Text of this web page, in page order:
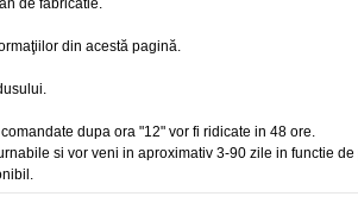
de fabricatie.
din acestă pagină.
dupa ora "12" vor fi ridicate in 48 ore.
si vor veni in aproximativ 3-90 zile in functie de